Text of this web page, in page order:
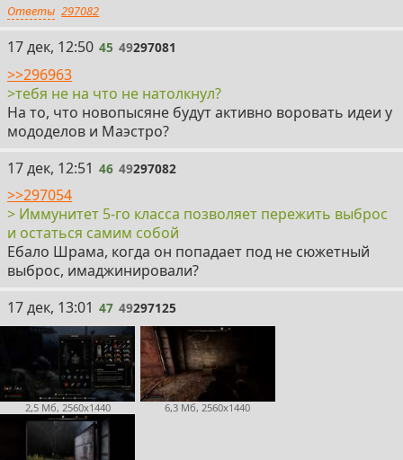
Ответы 297082
45
17 дек, 12:50 45 49297081
>>296963
>тебя не на что не натолкнул?
На то, что новопысяне будут активно воровать идеи у
мододелов и Маэстро?
46
17 дек, 12:51 46 49297082
>>297054
> Иммунитет 5-го класса позволяет пережить выброс
и остаться самим собой
Ебало Шрама, когда он попадает под не сюжетный
выброс, имаджинировали?
47
17 дек, 13:01 47 49297125
2,5 Мб, 2560x1440 6,3 Мб, 2560x1440